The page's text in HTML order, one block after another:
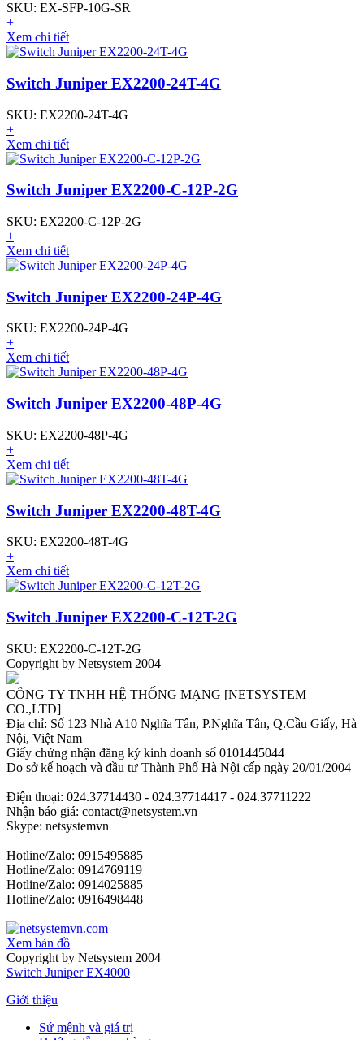
SKU: EX-SFP-10G-SR
+
Xem chi tiết
Switch Juniper EX2200-24T-4G
SKU: EX2200-24T-4G
+
Xem chi tiết
Switch Juniper EX2200-C-12P-2G
SKU: EX2200-C-12P-2G
+
Xem chi tiết
Switch Juniper EX2200-24P-4G
SKU: EX2200-24P-4G
+
Xem chi tiết
Switch Juniper EX2200-48P-4G
SKU: EX2200-48P-4G
+
Xem chi tiết
Switch Juniper EX2200-48T-4G
SKU: EX2200-48T-4G
+
Xem chi tiết
Switch Juniper EX2200-C-12T-2G
SKU: EX2200-C-12T-2G
Copyright by Netsystem 2004
CÔNG TY TNHH HỆ THỐNG MẠNG [NETSYSTEM
CO.,LTD]
Địa chỉ: Số 123 Nhà A10 Nghĩa Tân, P.Nghĩa Tân, Q.Cầu Giấy, Hà
Nội, Việt Nam
Giấy chứng nhận đăng ký kinh doanh số 0101445044
Do sở kế hoạch và đầu tư Thành Phố Hà Nội cấp ngày 20/01/2004
Điện thoại: 024.37714430 - 024.37714417 - 024.37711222
Nhận báo giá: contact@netsystem.vn
Skype: netsystemvn
Hotline/Zalo: 0915495885
Hotline/Zalo: 0914769119
Hotline/Zalo: 0914025885
Hotline/Zalo: 0916498448
Xem bản đồ
Copyright by Netsystem 2004
Switch Juniper EX4000
Giới thiệu
Sứ mệnh và giá trị